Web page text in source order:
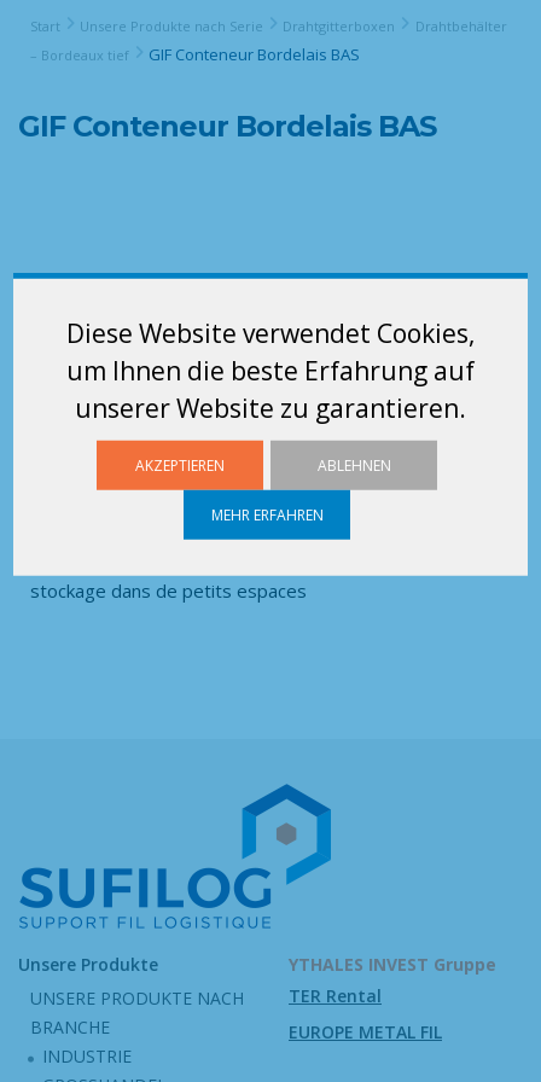
Diese Website verwendet Cookies,
um Ihnen die beste Erfahrung auf
unserer Website zu garantieren.
AKZEPTIEREN ABLEHNEN
MEHR ERFAHREN
Start Unsere Produkte nach Serie Drahtgitterboxen
Drahtbehälter
– Bordeaux tief
GIF Conteneur Bordelais BAS
GIF Conteneur Bordelais BAS
stockage dans de petits espaces
Unsere Produkte
UNSERE PRODUKTE NACH
BRANCHE
INDUSTRIE
YTHALES INVEST Gruppe
TER Rental
EUROPE METAL FIL